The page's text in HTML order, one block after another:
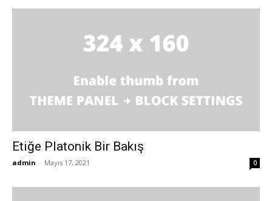
Etiğe Platonik Bir Bakış
admin - Mayıs 17, 2021 0